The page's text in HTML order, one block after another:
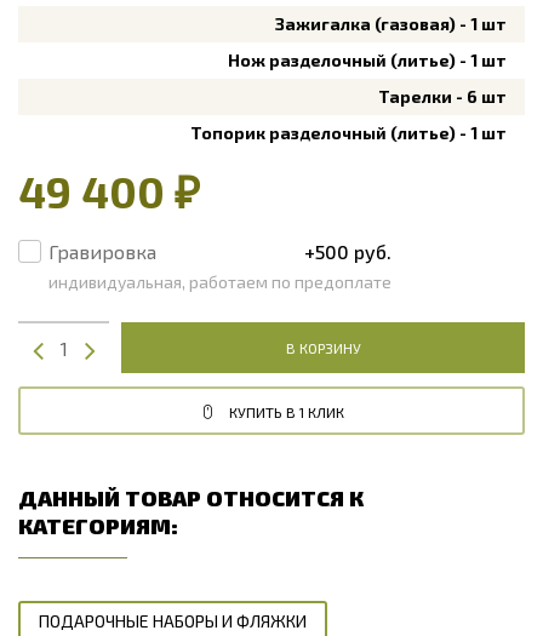
Зажигалка (газовая) - 1 шт
Нож разделочный (литье) - 1 шт
Тарелки - 6 шт
Топорик разделочный (литье) - 1 шт
49 400 ₽
Гравировка +500 руб.
индивидуальная, работаем по предоплате
В КОРЗИНУ
КУПИТЬ В 1 КЛИК
ДАННЫЙ ТОВАР ОТНОСИТСЯ К
КАТЕГОРИЯМ:
ПОДАРОЧНЫЕ НАБОРЫ И ФЛЯЖКИ